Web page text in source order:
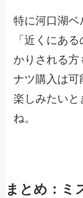
特に河口湖ベ
「近くにあ
かりされる
ナツ購入は可
楽しみたいと
ね。
まとめ：ミ